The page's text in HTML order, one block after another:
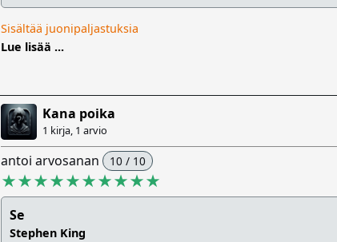
Sisältää juonipaljastuksia
Lue lisää ...
Kana poika
1 kirja, 1 arvio
antoi arvosanan 10 / 10
★★★★★★★★★★
Se
Stephen King